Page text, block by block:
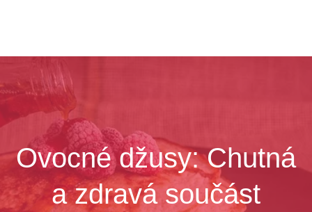
Ovocné džusy: Chutná
a zdravá součást